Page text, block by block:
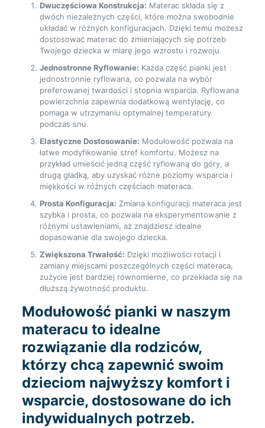
Dwuczęściowa Konstrukcja: Materac składa się z
dwóch niezależnych części, które można swobodnie
układać w różnych konfiguracjach. Dzięki temu możesz
dostosować materac do zmieniających się potrzeb
Twojego dziecka w miarę jego wzrostu i rozwoju.
Jednostronne Ryflowanie: Każda część pianki jest
jednostronnie ryflowana, co pozwala na wybór
preferowanej twardości i stopnia wsparcia. Ryflowana
powierzchnia zapewnia dodatkową wentylację, co
pomaga w utrzymaniu optymalnej temperatury
podczas snu.
Elastyczne Dostosowanie: Modułowość pozwala na
łatwe modyfikowanie stref komfortu. Możesz na
przykład umieścić jedną część ryflowaną do góry, a
drugą gładką, aby uzyskać różne poziomy wsparcia i
miękkości w różnych częściach materaca.
Prosta Konfiguracja: Zmiana konfiguracji materaca jest
szybka i prosta, co pozwala na eksperymentowanie z
różnymi ustawieniami, aż znajdziesz idealne
dopasowanie dla swojego dziecka.
Zwiększona Trwałość: Dzięki możliwości rotacji i
zamiany miejscami poszczególnych części materaca,
zużycie jest bardziej równomierne, co przekłada się na
dłuższą żywotność produktu.
Modułowość pianki w naszym
materacu to idealne
rozwiązanie dla rodziców,
którzy chcą zapewnić swoim
dzieciom najwyższy komfort i
wsparcie, dostosowane do ich
indywidualnych potrzeb.